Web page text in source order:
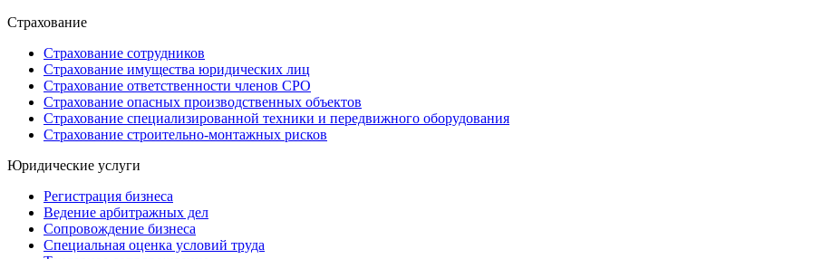
Страхование
Страхование сотрудников
Страхование имущества юридических лиц
Страхование ответственности членов СРО
Страхование опасных производственных объектов
Страхование специализированной техники и передвижного оборудования
Страхование строительно-монтажных рисков
Юридические услуги
Регистрация бизнеса
Ведение арбитражных дел
Сопровождение бизнеса
Специальная оценка условий труда